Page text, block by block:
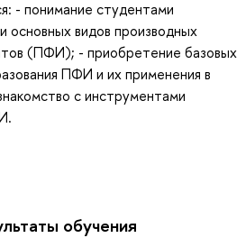
- понимание студентами
основных видов производных
(ПФИ); - приобретение базовых
ПФИ и их применения в
с инструментами
обучения